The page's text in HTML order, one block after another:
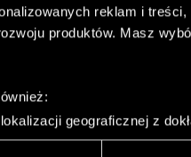
reklam i
produktów. Masz
geograficznej z
analizując
za I kwartał 2012 r.